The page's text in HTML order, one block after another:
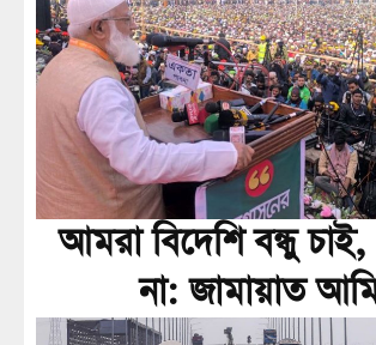
আমরা বিদেশি বন্ধু চাই,
না: জামায়াত